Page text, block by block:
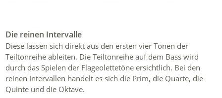
Die reinen Intervalle
Diese lassen sich direkt aus den ersten vier Tönen der
Teiltonreihe ableiten. Die Teiltonreihe auf dem Bass wird
durch das Spielen der Flageolettetöne ersichtlich. Bei den
reinen Intervallen handelt es sich die Prim, die Quarte, die
Quinte und die Oktave.